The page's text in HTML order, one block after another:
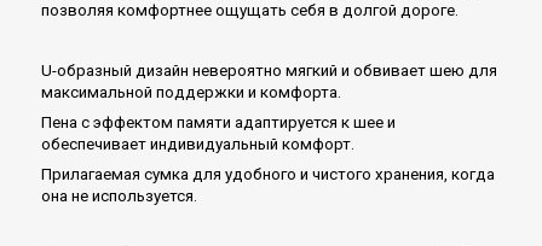
позволяя комфортнее ощущать себя в долгой дороге.
U-образный дизайн невероятно мягкий и обвивает шею для
максимальной поддержки и комфорта.
Пена с эффектом памяти адаптируется к шее и
обеспечивает индивидуальный комфорт.
Прилагаемая сумка для удобного и чистого хранения, когда
она не используется.